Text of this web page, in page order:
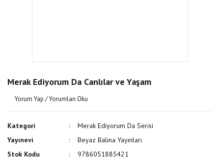
Merak Ediyorum Da Canlılar ve Yaşam
Yorum Yap / Yorumları Oku
Kategori
Merak Ediyorum Da Serisi
Yayınevi
Beyaz Balina Yayınları
Stok Kodu
9786051885421